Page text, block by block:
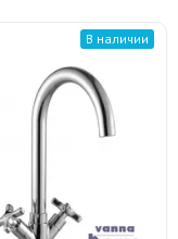
В наличии